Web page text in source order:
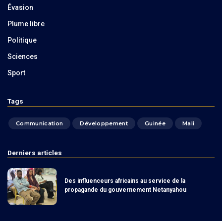
Évasion
Plume libre
Politique
Sciences
Sport
Tags
Communication Développement Guinée Mali
Derniers articles
Des influenceurs africains au service de la
propagande du gouvernement Netanyahou